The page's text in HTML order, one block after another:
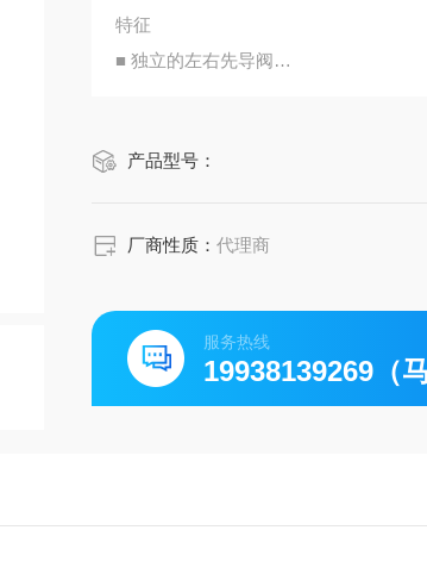
特征
■ 独立的左右先导阀
*1 消音器内置在泵体内。提供 Rc 3/8
*3 排水量仅为粗略估计值。吐出
产品型号：
厂商性质：代理商
服务热线
19938139269（